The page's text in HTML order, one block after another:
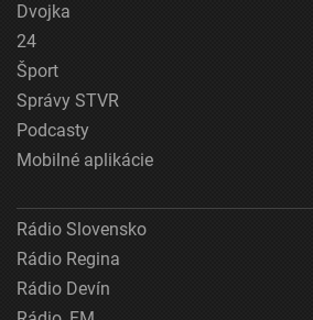
Dvojka
24
Šport
Správy STVR
Podcasty
Mobilné aplikácie
Rádio Slovensko
Rádio Regina
Rádio Devín